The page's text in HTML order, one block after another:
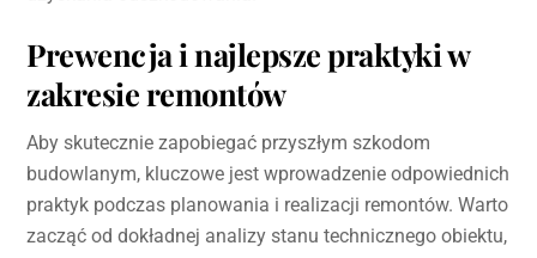
Prewencja i najlepsze praktyki w
zakresie remontów
Aby skutecznie zapobiegać przyszłym szkodom
budowlanym, kluczowe jest wprowadzenie odpowiednich
praktyk podczas planowania i realizacji remontów. Warto
zacząć od dokładnej analizy stanu technicznego obiektu,